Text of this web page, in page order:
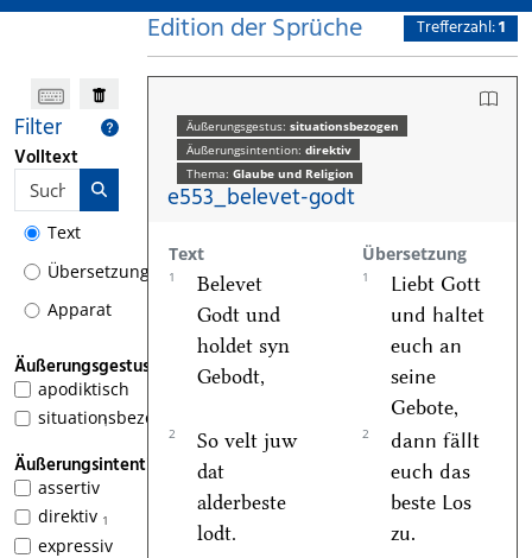
Filter
Volltext
Text
Übersetzung
Apparat
Äußerungsgestus
apodiktisch
1
situationsbezogen
Äußerungsintention
assertiv
1
direktiv
expressiv
Edition der Sprüche Trefferzahl:1
Äußerungsgestus: situationsbezogen
Äußerungsintention: direktiv
Thema: Glaube und Religion
e553_belevet-godt
Text Übersetzung
1
Belevet
Godt und
holdet syn
Gebodt,
1
Liebt Gott
und haltet
euch an
seine
Gebote,
2
So velt juw
dat
alderbeste
lodt.
2
dann fällt
euch das
beste Los
zu.